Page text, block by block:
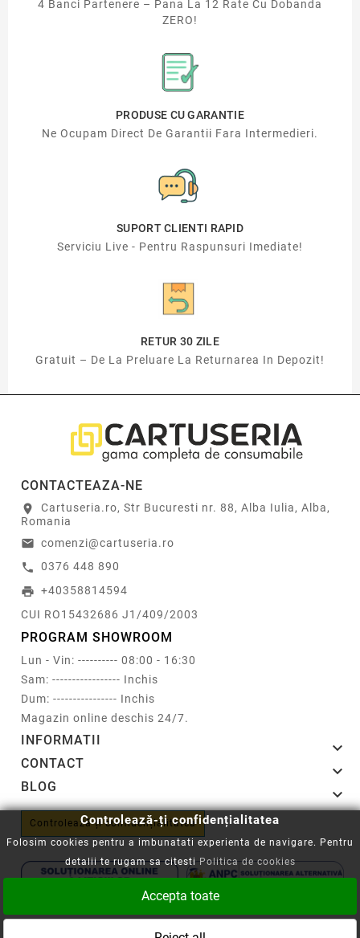
4 Banci Partenere – Pana La 12 Rate Cu Dobanda
ZERO!
PRODUSE CU GARANTIE
Ne Ocupam Direct De Garantii Fara Intermedieri.
SUPORT CLIENTI RAPID
Serviciu Live - Pentru Raspunsuri Imediate!
RETUR 30 ZILE
Gratuit – De La Preluare La Returnarea In Depozit!
CONTACTEAZA-NE
location_on
Cartuseria.ro, Str Bucuresti nr. 88, Alba Iulia, Alba,
Romania
email comenzi@cartuseria.ro
call 0376 448 890
print +40358814594
CUI RO15432686 J1/409/2003
PROGRAM SHOWROOM
Lun - Vin: ---------- 08:00 - 16:30
Sam: ----------------- Inchis
Dum: ---------------- Inchis
Magazin online deschis 24/7.
INFORMATII 
CONTACT 
BLOG 
Controlează-ți confidențialitatea
Copyright © 2008-2026 - Cartuseria.ro
Controlează-ți confidențialitatea
Folosim cookies pentru a imbunatati experienta de navigare. Pentru
detalii te rugam sa citestiPolitica de cookies
Accepta toate